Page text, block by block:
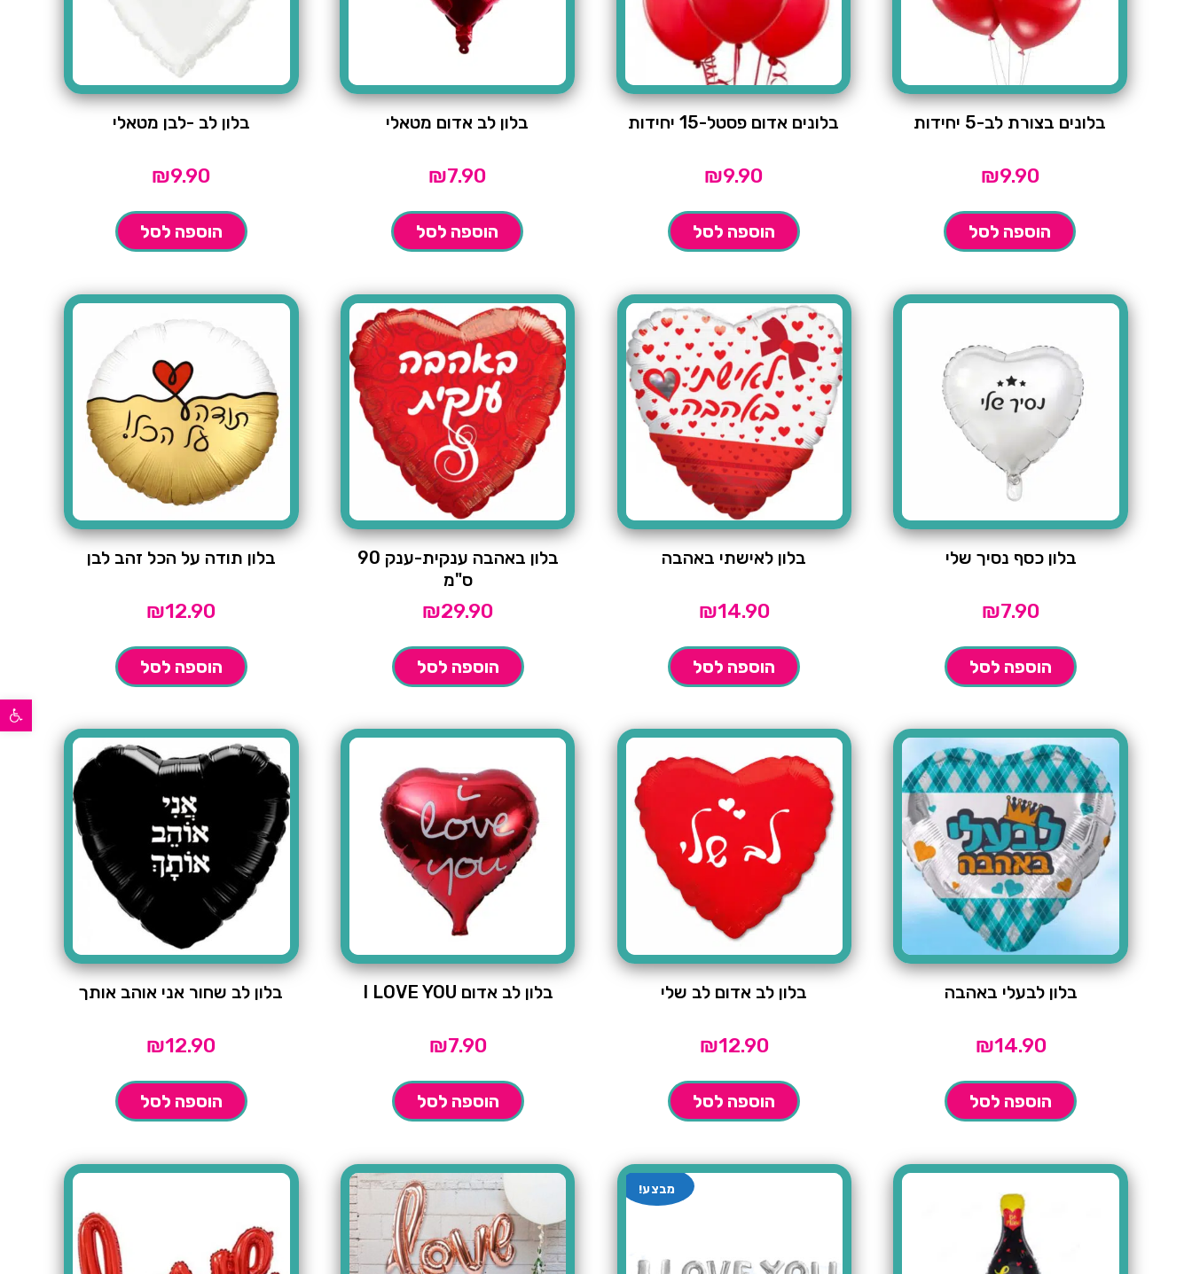
פתח סרגל נגישות
בלונים בצורת לב-5 יחידות
₪9.90
הוספה לסל
בלונים אדום פסטל-15 יחידות
₪9.90
הוספה לסל
בלון לב אדום מטאלי
₪7.90
הוספה לסל
בלון לב -לבן מטאלי
₪9.90
הוספה לסל
בלון כסף נסיך שלי
₪7.90
הוספה לסל
בלון לאישתי באהבה
₪14.90
הוספה לסל
בלון באהבה ענקית-ענק 90
ס"מ
₪29.90
הוספה לסל
בלון תודה על הכל זהב לבן
₪12.90
הוספה לסל
בלון לבעלי באהבה
₪14.90
הוספה לסל
בלון לב אדום לב שלי
₪12.90
הוספה לסל
בלון לב אדום I LOVE YOU
₪7.90
הוספה לסל
בלון לב שחור אני אוהב אותך
₪12.90
הוספה לסל
מבצע!